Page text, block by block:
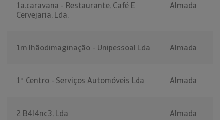
1a.caravana - Restaurante, Café E
Cervejaria, Lda.
Almada
1milhãodimaginação - Unipessoal Lda Almada
1º Centro - Serviços Automóveis Lda Almada
2 B4l4nc3, Lda Almada